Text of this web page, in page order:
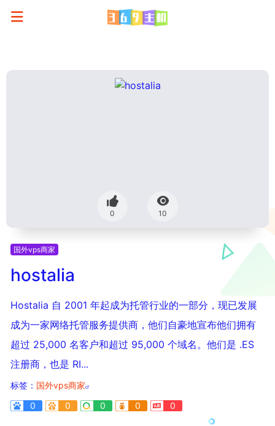
0 10
国外vps商家
hostalia
Hostalia 自 2001 年起成为托管行业的一部分，现已发展
成为一家网络托管服务提供商，他们自豪地宣布他们拥有
超过 25,000 名客户和超过 95,000 个域名。他们是 .ES
注册商，也是 RI...
标签： 国外vps商家
0
0 0 0 0